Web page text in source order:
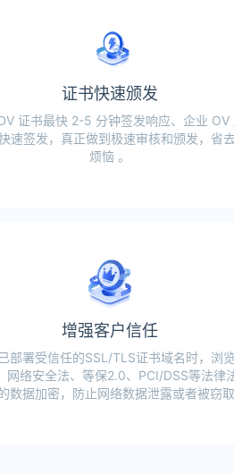
证书快速颁发
证书最快 2-5 分钟签发响应、企业 OV
速签发，真正做到极速审核和颁发，省
烦恼 。
增强客户信任
部署受信任的SSL/TLS证书域名时，浏
网络安全法、等保2.0、PCI/DSS等法律
数据加密，防止网络数据泄露或者被窃